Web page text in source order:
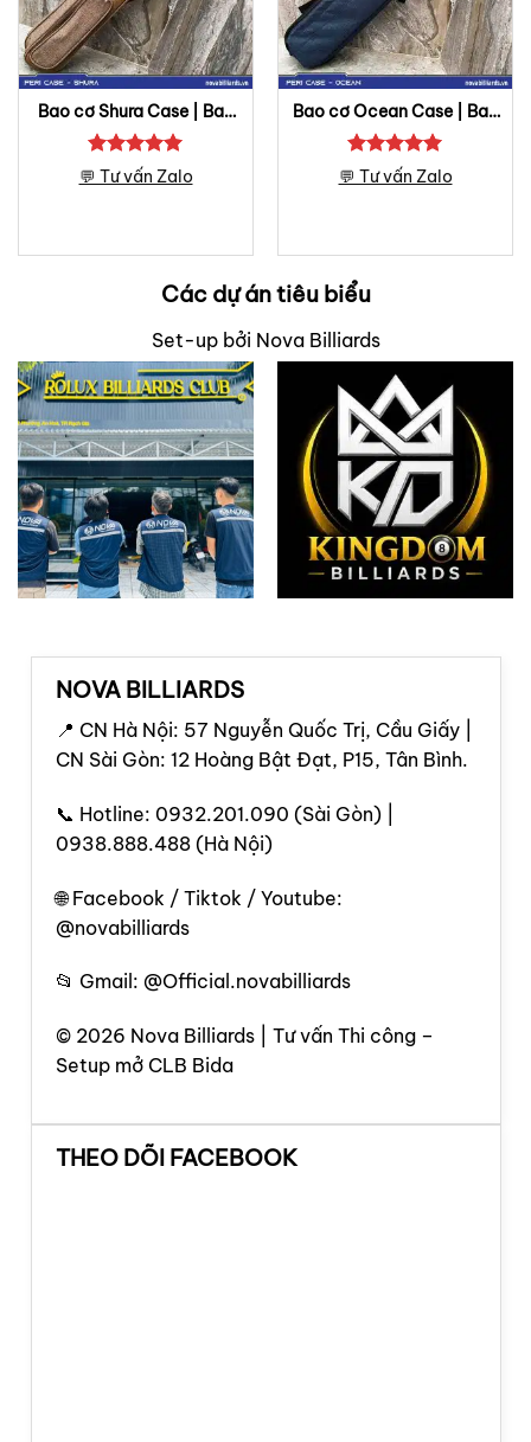
Bao cơ Shura Case | Bao
cơ Peri
Được xếp
hạng55
💬 Tư vấn Zalo
Bao cơ Ocean Case | Bao
cơ Peri
Được xếp
hạng55
💬 Tư vấn Zalo
Các dự án tiêu biểu
Set-up bởi Nova Billiards
NOVA BILLIARDS
📍 CN Hà Nội: 57 Nguyễn Quốc Trị, Cầu Giấy |
CN Sài Gòn: 12 Hoàng Bật Đạt, P15, Tân Bình.
📞 Hotline: 0932.201.090 (Sài Gòn) |
0938.888.488 (Hà Nội)
🌐 Facebook / Tiktok / Youtube:
@novabilliards
📂 Gmail: @Official.novabilliards
© 2026 Nova Billiards | Tư vấn Thi công –
Setup mở CLB Bida
THEO DÕI FACEBOOK